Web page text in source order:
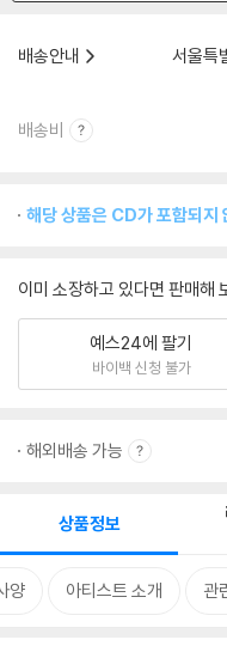
배송안내
서울특
배송비
해당 상품은 CD가 포함되지
이미 소장하고 있다면 판매해
예스24에 팔기
바이백 신청 불가
해외배송 가능
상품정보
양 아티스트 소개 관